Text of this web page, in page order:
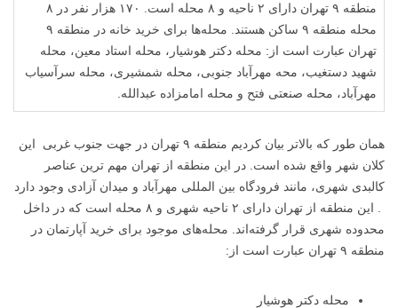
منطقه ۹ تهران دارای ۲ ناحیه و ۸ محله است. ۱۷۰ هزار نفر در ۸
محله منطقه ۹ ساکن هستند. محله‌ها برای خرید خانه در منطقه ۹
تهران عبارت است از: محله دکتر هوشیار، محله استاد معین، محله
شهید دستغیب، محه مهرآباد جنوبی، محله شمشیری، محله سرآسیاب
مهرآباد، محله صنعتی فتح و محله امامزاده عبدالله.
همان طور که بالاتر بیان کردیم منطقه ۹ تهران در جهت جنوب غربی این
کلان شهر واقع شده است. در این منطقه از تهران مهم ترین عناصر
کالبدی شهری، مانند فرودگاه بین المللی مهرآباد و میدان آزادی وجود دارد
. این منطقه از تهران دارای ۲ ناحیه شهری و ۸ محله است که در داخل
محدوده شهری قرار گرفته‌اند. محله‌های موجود برای خرید آپارتمان در
منطقه ۹ تهران عبارت است از:
محله دکتر هوشیار